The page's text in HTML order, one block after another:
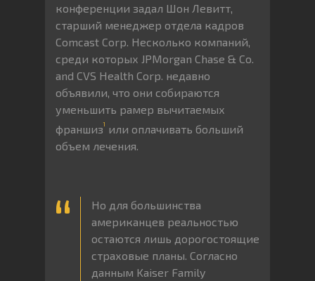
конференции задал Шон Левитт,
старший менеджер отдела кадров
Comcast Corp. Несколько компаний,
среди которых JPMorgan Chase & Co.
and CVS Health Corp. недавно
объявили, что они собираются
уменьшить рамер вычитаемых
франшиз1 или оплачивать больший
объем лечения.
Но для большинства
американцев реальностью
остаются лишь дорогостоящие
страховые планы. Согласно
данным Kaiser Family